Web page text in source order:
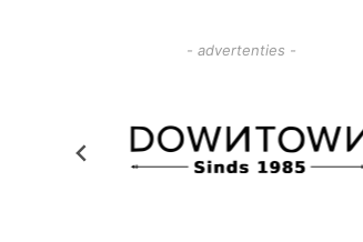
- advertenties -